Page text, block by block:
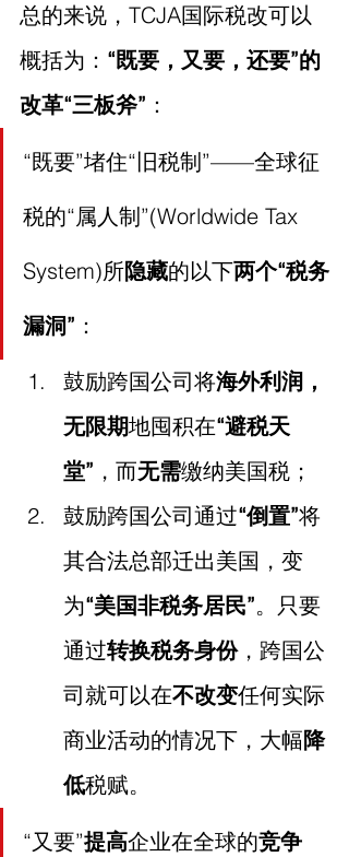
总的来说，TCJA国际税改可以
概括为： “既要，又要，还要”的
改革“三板斧” ：
“既要”堵住“旧税制”——全球征
税的“属人制”(Worldwide Tax
System)所隐藏的以下两个“税务
漏洞” ：
鼓励跨国公司将海外利润，
无限期地囤积在“避税天
堂” ，而无需缴纳美国税；
鼓励跨国公司通过“倒置”将
其合法总部迁出美国，变
为“美国非税务居民”。只要
通过转换税务身份，跨国公
司就可以在不改变任何实际
商业活动的情况下，大幅降
低税赋。
“又要”提高企业在全球的竞争